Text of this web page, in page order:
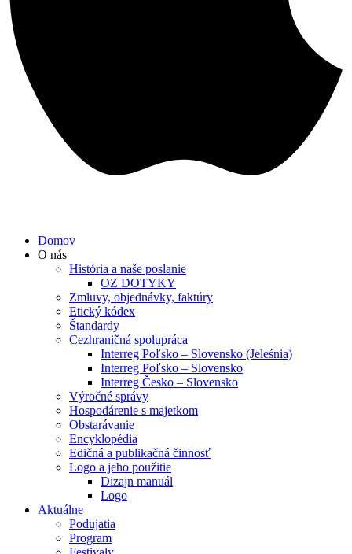
Domov
O nás
História a naše poslanie
OZ DOTYKY
Zmluvy, objednávky, faktúry
Etický kódex
Štandardy
Cezhraničná spolupráca
Interreg Poľsko – Slovensko (Jeleśnia)
Interreg Poľsko – Slovensko
Interreg Česko – Slovensko
Výročné správy
Hospodárenie s majetkom
Obstarávanie
Encyklopédia
Edičná a publikačná činnosť
Logo a jeho použitie
Dizajn manuál
Logo
Aktuálne
Podujatia
Program